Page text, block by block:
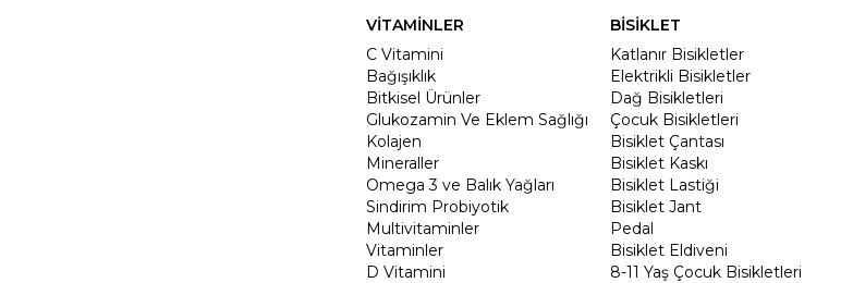
VİTAMİNLER
C Vitamini
Bağışıklık
Bitkisel Ürünler
Glukozamin Ve Eklem Sağlığı
Kolajen
Mineraller
Omega 3 ve Balık Yağları
Sindirim Probiyotik
Multivitaminler
Vitaminler
D Vitamini
BİSİKLET
Katlanır Bisikletler
Elektrikli Bisikletler
Dağ Bisikletleri
Çocuk Bisikletleri
Bisiklet Çantası
Bisiklet Kaskı
Bisiklet Lastiği
Bisiklet Jant
Pedal
Bisiklet Eldiveni
8-11 Yaş Çocuk Bisikletleri